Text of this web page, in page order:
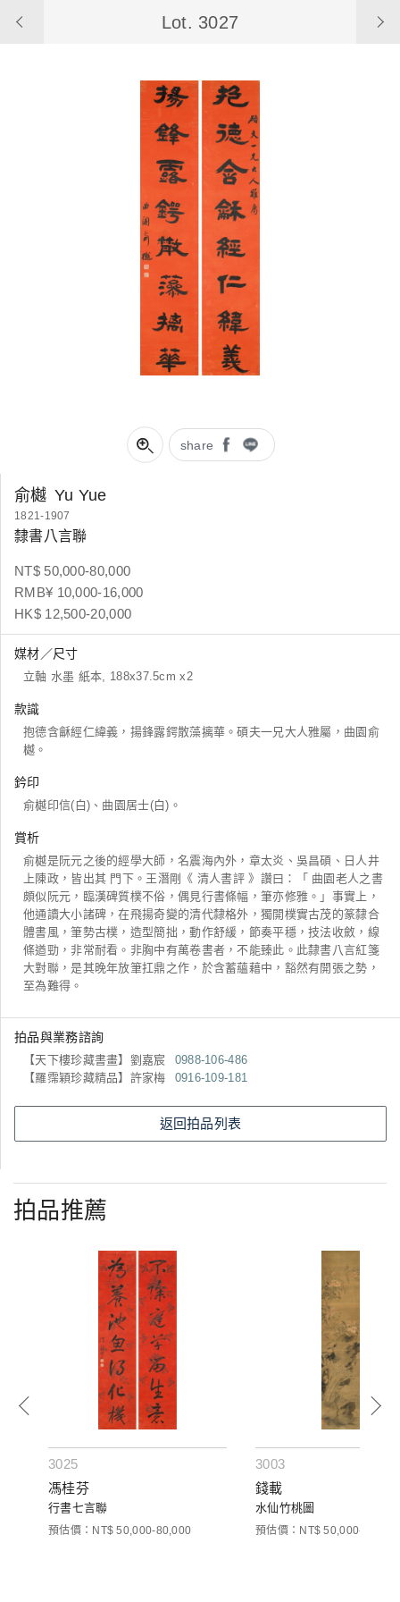
share
Lot. 3027
俞樾 Yu Yue
1821-1907
隸書八言聯
NT$ 50,000-80,000
RMB¥ 10,000-16,000
HK$ 12,500-20,000
媒材／尺寸
立軸 水墨 紙本, 188x37.5cm x2
款識
抱德含龢經仁緯義，揚鋒露鍔散藻摛華。碩夫一兄大人雅屬，曲園俞
樾。
鈐印
俞樾印信(白)、曲園居士(白)。
賞析
俞樾是阮元之後的經學大師，名震海內外，章太炎、吳昌碩、日人井
上陳政，皆出其 門下。王潛剛《 清人書評 》讚曰：「 曲園老人之書
頗似阮元，臨漢碑質樸不俗，偶見行書條幅，筆亦修雅。」事實上，
他通讀大小諸碑，在飛揚奇變的清代隸格外，獨開樸實古茂的篆隸合
體書風，筆勢古樸，造型簡拙，動作舒緩，節奏平穩，技法收斂，線
條遒勁，非常耐看。非胸中有萬卷書者，不能臻此。此隸書八言紅箋
大對聯，是其晚年放筆扛鼎之作，於含蓄蘊藉中，豁然有開張之勢，
至為難得。
拍品與業務諮詢
【天下樓珍藏書畫】劉嘉宸
0988-106-486
【羅霈穎珍藏精品】許家梅
0916-109-181
返回拍品列表
拍品推薦
3025
馮桂芬
行書七言聯
預估價：NT$ 50,000-80,000
3003
錢載
水仙竹桃圖
預估價：NT$ 50,000-80,000